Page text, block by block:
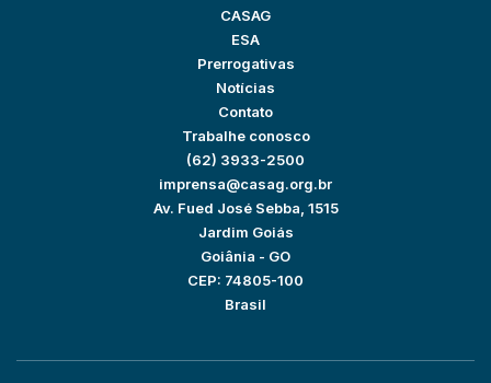
CASAG
ESA
Prerrogativas
Notícias
Contato
Trabalhe conosco
(62) 3933-2500
imprensa@casag.org.br
Av. Fued José Sebba, 1515
Jardim Goiás
Goiânia - GO
CEP: 74805-100
Brasil